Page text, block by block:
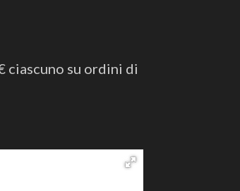
ciascuno su ordini di